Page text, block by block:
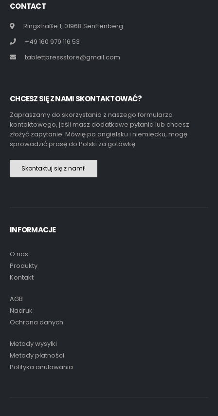
CONTACT
Ringstraße 1, 01968 Senftenberg
+49 160 979 116 53
tablettpressstore@gmail.com
CHCESZ SIĘ Z NAMI SKONTAKTOWAĆ?
Zapraszamy do skorzystania z naszego formularza
kontaktowego, jeśli masz dodatkowe pytania lub chcesz
złożyć zapytanie. Mówię po angielsku i niemiecku, mogę
sprowadzić prasę do Polski za gotówkę.
Skontaktuj się z nami!
INFORMACJE
O nas
Produkty
Kontakt
AGB
Nadruk
Ochrona danych
Metody wysyłki
Metody płatności
Polityka anulowania